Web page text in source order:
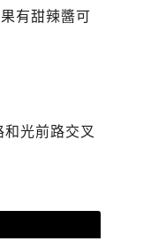
有甜辣醬可
光前路交叉